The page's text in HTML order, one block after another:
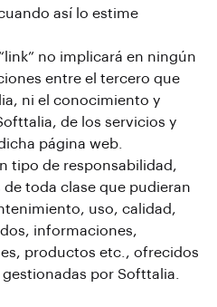
así lo estime
no implicará en ningún
entre el tercero que
ni el conocimiento y
de los servicios y
página web.
tipo de responsabilidad,
toda clase que pudieran
uso, calidad,
informaciones,
productos etc., ofrecidos
por Softtalia.